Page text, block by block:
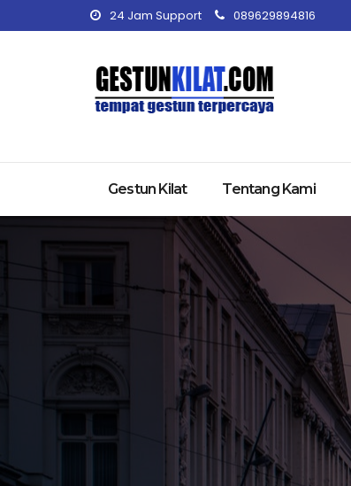
24 Jam Support 089629894816
Gestun Kilat Tentang Kami